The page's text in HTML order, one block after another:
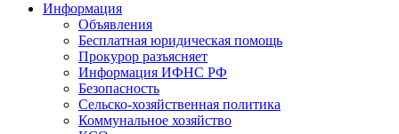
Информация
Объявления
Бесплатная юридическая помощь
Прокурор разъясняет
Информация ИФНС РФ
Безопасность
Сельско-хозяйственная политика
Коммунальное хозяйство